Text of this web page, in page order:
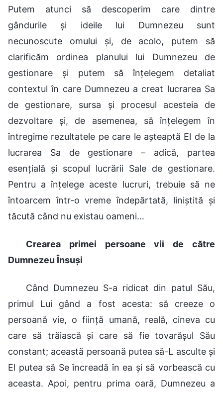
Putem atunci să descoperim care dintre
gândurile și ideile lui Dumnezeu sunt
necunoscute omului și, de acolo, putem să
clarificăm ordinea planului lui Dumnezeu de
gestionare și putem să înțelegem detaliat
contextul în care Dumnezeu a creat lucrarea Sa
de gestionare, sursa și procesul acesteia de
dezvoltare și, de asemenea, să înțelegem în
întregime rezultatele pe care le așteaptă El de la
lucrarea Sa de gestionare – adică, partea
esențială și scopul lucrării Sale de gestionare.
Pentru a înțelege aceste lucruri, trebuie să ne
întoarcem într-o vreme îndepărtată, liniștită și
tăcută când nu existau oameni…
Crearea primei persoane vii de către
Dumnezeu Însuși
Când Dumnezeu S-a ridicat din patul Său,
primul Lui gând a fost acesta: să creeze o
persoană vie, o ființă umană, reală, cineva cu
care să trăiască și care să fie tovarășul Său
constant; această persoană putea să-L asculte și
El putea să Se încreadă în ea și să vorbească cu
aceasta. Apoi, pentru prima oară, Dumnezeu a